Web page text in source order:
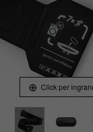
Click per